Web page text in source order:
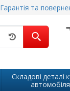
Гарантія та
Складові деталі
автомобіля